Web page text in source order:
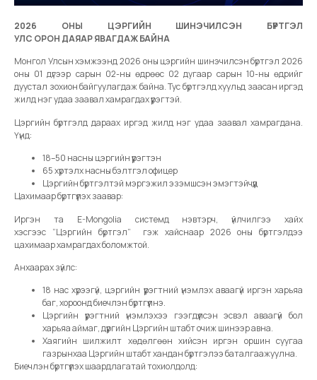
2026 ОНЫ ЦЭРГИЙН ШИНЭЧИЛСЭН БҮРТГЭЛ
УЛС ОРОН ДАЯАР ЯВАГДАЖ БАЙНА
Монгол Улсын хэмжээнд 2026 оны цэргийн шинэчилсэн бүртгэл 2026
оны 01 дүгээр сарын 02-ны өдрөөс 02 дугаар сарын 10-ны өдрийг
дуустал зохион байгуулагдаж байна. Тус бүртгэлд хуульд заасан иргэд
жилд нэг удаа заавал хамрагдах үүрэгтэй.
Цэргийн бүртгэлд дараах иргэд жилд нэг удаа заавал хамрагдана.
Үүнд:
18–50 насны цэргийн үүрэгтэн
65 хүртэлх насны бэлтгэл офицер
Цэргийн бүртгэлтэй мэргэжил эзэмшсэн эмэгтэйчүүд
Цахимаар бүртгүүлэх заавар:
Иргэн та E-Mongolia системд нэвтэрч, үйлчилгээ хайх
хэсгээс “Цэргийн бүртгэл” гэж хайснаар 2026 оны бүртгэлдээ
цахимаар хамрагдах боломжтой.
Анхаарах зүйлс:
18 нас хүрээгүй, цэргийн үүрэгтний үнэмлэх аваагүй иргэн харьяа
баг, хороонд биечлэн бүртгүүлнэ.
Цэргийн үүрэгтний үнэмлэхээ гээгдүүлсэн эсвэл аваагүй бол
харьяа аймаг, дүүргийн Цэргийн штабт очиж шинээр авна.
Хаягийн шилжилт хөдөлгөөн хийсэн иргэн оршин суугаа
газрынхаа Цэргийн штабт хандан бүртгэлээ баталгаажуулна.
Биечлэн бүртгүүлэх шаардлагатай тохиолдолд: